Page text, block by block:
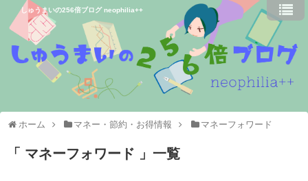
しゅうまいの256倍ブログ neophilia++
ホーム マネー・節約・お得情報 マネーフォワード
マネーフォワード 一覧